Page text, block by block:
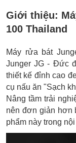
Giới thiệu:
100 Thailand
Máy rửa bát
Junger JG - Đức
thiết kế đỉnh cao
cụ nấu ăn "Sạch
Nâng tầm trải
nên đơn giản hơn
phẩm này trong